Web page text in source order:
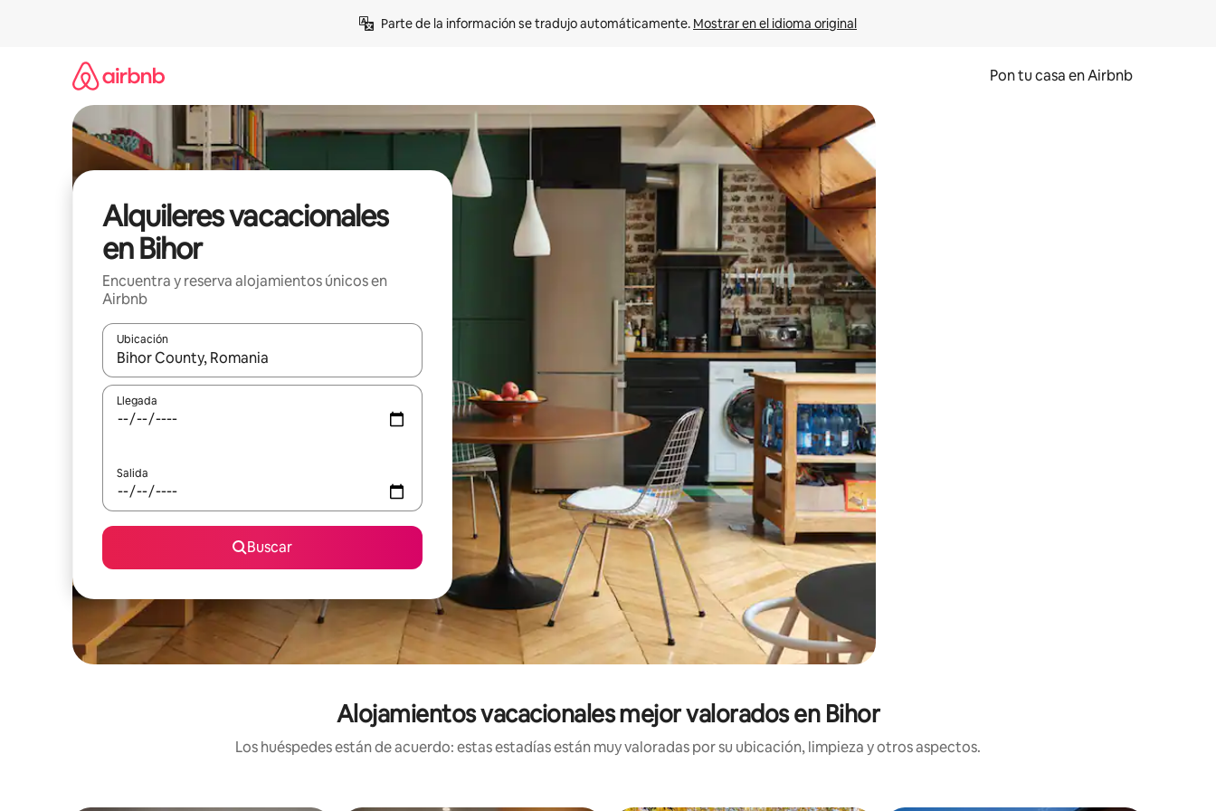
Parte de la información se tradujo automáticamente. Mostrar en el idioma original
Pon tu casa en Airbnb
Alquileres vacacionales
en Bihor
Encuentra y reserva alojamientos únicos en
Airbnb
Ubicación
Cuando los resultados estén disponibles, navega con las teclas de flecha hacia arriba y hacia abajo o explora con el tacto o desliza el dedo.
Llegada
Salida
Buscar
Alojamientos vacacionales mejor valorados en Bihor
Los huéspedes están de acuerdo: estas estadías están muy valoradas por su ubicación, limpieza y otros aspectos.